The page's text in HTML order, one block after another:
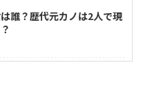
誰？歴代元カノは2人で現